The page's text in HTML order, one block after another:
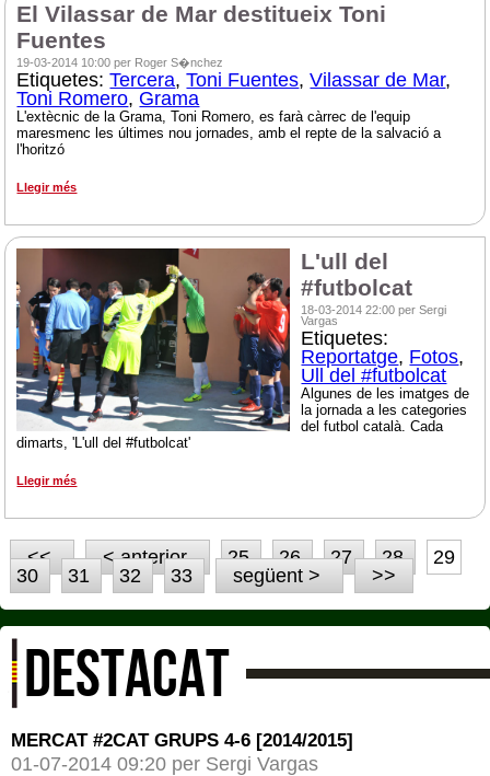
El Vilassar de Mar destitueix Toni
Fuentes
19-03-2014 10:00 per Roger S�nchez
Etiquetes:Tercera,Toni Fuentes,Vilassar de Mar,
Toni Romero, Grama
L'extècnic de la Grama, Toni Romero, es farà càrrec de l'equip
maresmenc les últimes nou jornades, amb el repte de la salvació a
l'horitzó
Llegir més
L'ull del
#futbolcat
18-03-2014 22:00 per Sergi
Vargas
Etiquetes:
Reportatge, Fotos,
Ull del #futbolcat
Algunes de les imatges de
la jornada a les categories
del futbol català. Cada
dimarts, 'L'ull del #futbolcat'
Llegir més
<< < anterior 25 26 27 28
29
30
31 32 33 següent > >>
DESTACAT
MERCAT #2CAT GRUPS 4-6 [2014/2015]
01-07-2014 09:20 per Sergi Vargas